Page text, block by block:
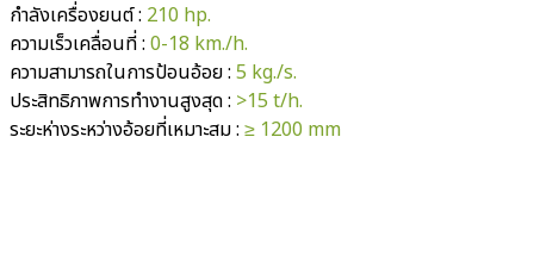
กำลังเครื่องยนต์ : 210 hp.
ความเร็วเคลื่อนที่ : 0-18 km./h.
ความสามารถในการป้อนอ้อย : 5 kg./s.
ประสิทธิภาพการทำงานสูงสุด : >15 t/h.
ระยะห่างระหว่างอ้อยที่เหมาะสม : ≥ 1200 mm